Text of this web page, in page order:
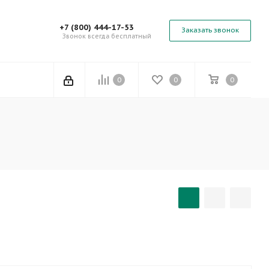
+7 (800) 444-17-53
Звонок всегда бесплатный
Заказать звонок
0 0 0